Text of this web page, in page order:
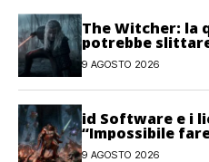
The Witcher: la
potrebbe
9 AGOSTO 2026
id Software e i
“Impossibile
personale”
9 AGOSTO 2026